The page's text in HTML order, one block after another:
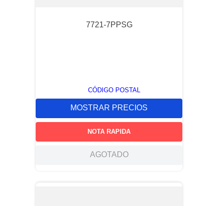
7721-7PPSG
CÓDIGO POSTAL
MOSTRAR PRECIOS
NOTA RAPIDA
AGOTADO